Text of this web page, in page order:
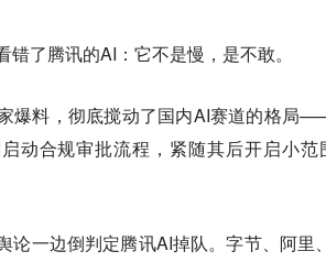
错了腾讯的AI：它不是慢，是不敢。
爆料，彻底搅动了国内AI赛道的格局
动合规审批流程，紧随其后开启小
论一边倒判定腾讯AI掉队。字节、阿